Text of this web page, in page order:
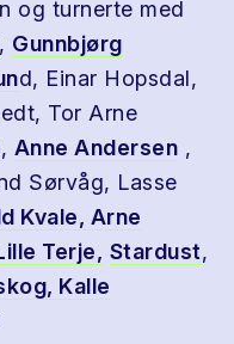
og turnerte med
, Gunnbjørg
d, Einar Hopsdal,
Tor Arne
Anne Andersen ,
Sørvåg, Lasse
Kvale, Arne
Terje, Stardust,
Kalle